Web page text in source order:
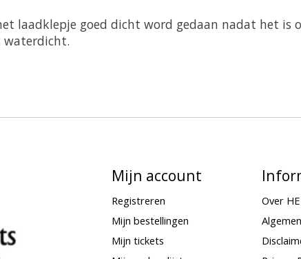
laadklepje goed dicht word gedaan nadat het is
waterdicht.
Mijn account
Registreren
Mijn bestellingen
Mijn tickets
Over